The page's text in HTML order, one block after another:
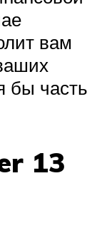
вам
бы часть
13